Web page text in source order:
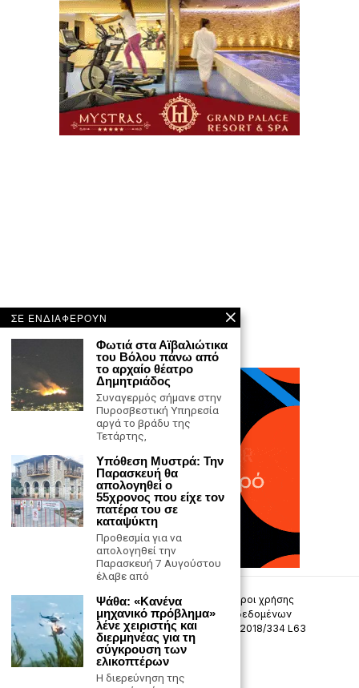
Επικοινωνία Πολιτική Απορρήτου
Όροι χρήσης
Πολιτική προστασίας προσωπικών δεδομένων
Δήλωση συμμόρφωσης -σύσταση (ΕΕ) 2018/334 L63
Μ.Η.Τ. 242033
ΣΕ ΕΝΔΙΑΦΕΡΟΥΝ
Φωτιά στα Αϊβαλιώτικα
του Βόλου πάνω από
το αρχαίο θέατρο
Δημητριάδος
Συναγερμός σήμανε στην
Πυροσβεστική Υπηρεσία
αργά το βράδυ της
Τετάρτης,
Υπόθεση Μυστρά: Την
Παρασκευή θα
απολογηθεί ο
55χρονος που είχε τον
πατέρα του σε
καταψύκτη
Προθεσμία για να
απολογηθεί την
Παρασκευή 7 Αυγούστου
έλαβε από
Ψάθα: «Κανένα
μηχανικό πρόβλημα»
λένε χειριστής και
διερμηνέας για τη
σύγκρουση των
ελικοπτέρων
Η διερεύνηση της